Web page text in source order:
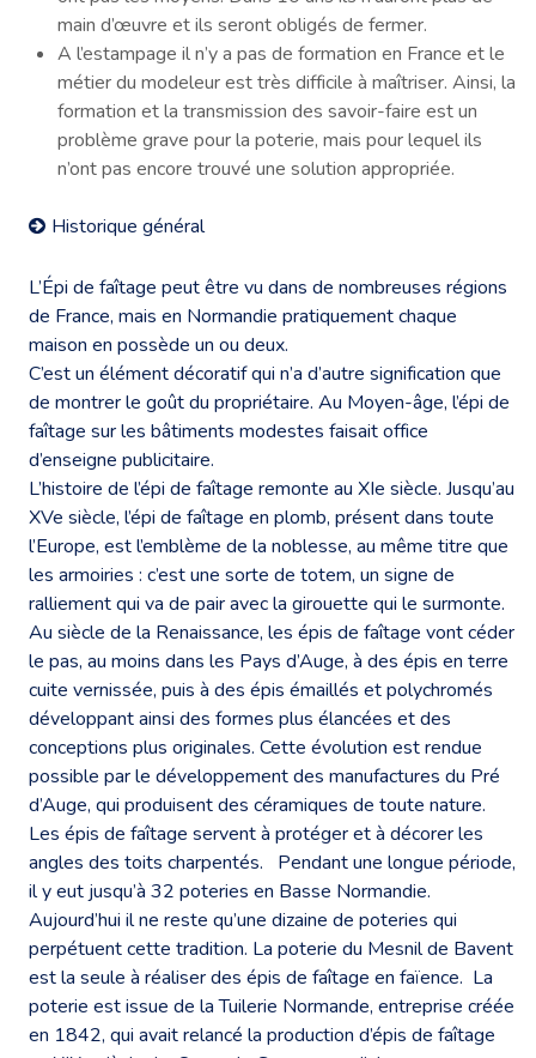
main d’œuvre et ils seront obligés de fermer.
A l’estampage il n’y a pas de formation en France et le
métier du modeleur est très difficile à maîtriser. Ainsi, la
formation et la transmission des savoir-faire est un
problème grave pour la poterie, mais pour lequel ils
n’ont pas encore trouvé une solution appropriée.
Historique général
L’Épi de faîtage peut être vu dans de nombreuses régions
de France, mais en Normandie pratiquement chaque
maison en possède un ou deux.
C’est un élément décoratif qui n’a d’autre signification que
de montrer le goût du propriétaire. Au Moyen-âge, l’épi de
faîtage sur les bâtiments modestes faisait office
d’enseigne publicitaire.
L’histoire de l’épi de faîtage remonte au XIe siècle. Jusqu’au
XVe siècle, l’épi de faîtage en plomb, présent dans toute
l’Europe, est l’emblème de la noblesse, au même titre que
les armoiries : c’est une sorte de totem, un signe de
ralliement qui va de pair avec la girouette qui le surmonte.
Au siècle de la Renaissance, les épis de faîtage vont céder
le pas, au moins dans les Pays d’Auge, à des épis en terre
cuite vernissée, puis à des épis émaillés et polychromés
développant ainsi des formes plus élancées et des
conceptions plus originales. Cette évolution est rendue
possible par le développement des manufactures du Pré
d’Auge, qui produisent des céramiques de toute nature.
Les épis de faîtage servent à protéger et à décorer les
angles des toits charpentés. Pendant une longue période,
il y eut jusqu’à 32 poteries en Basse Normandie.
Aujourd’hui il ne reste qu’une dizaine de poteries qui
perpétuent cette tradition. La poterie du Mesnil de Bavent
est la seule à réaliser des épis de faîtage en faïence. La
poterie est issue de la Tuilerie Normande, entreprise créée
en 1842, qui avait relancé la production d’épis de faîtage